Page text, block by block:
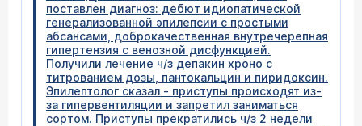
поставлен диагноз: дебют идиопатической
генерализованной эпилепсии с простыми
абсансами, доброкачественная внутречерепная
гипертензия с венозной дисфункцией.
Получили лечение ч/з депакин хроно с
титрованием дозы, пантокальцин и пиридоксин.
Эпилептолог сказал - приступы происходят из-
за гипервентиляции и запретил заниматься
сортом. Приступы прекратились ч/з 2 недели